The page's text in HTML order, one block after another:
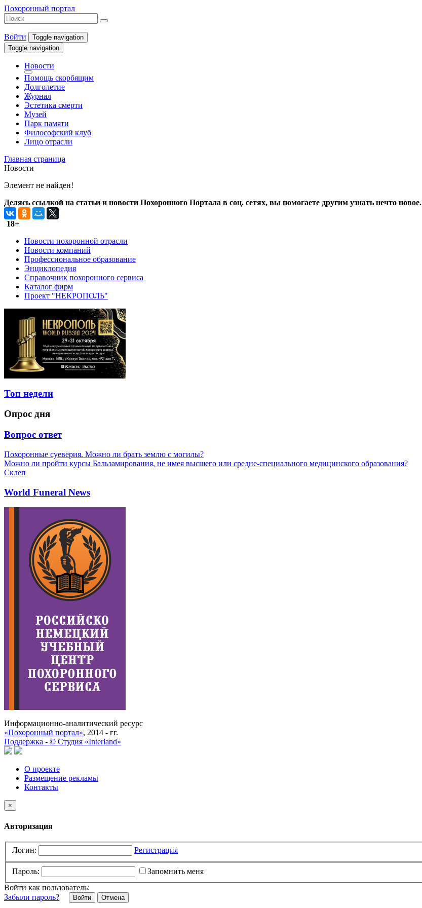
Похоронный портал
Войти
Toggle navigation
Toggle navigation
Новости
Помощь скорбящим
Долголетие
Журнал
Эстетика смерти
Музей
Парк памяти
Философский клуб
Лицо отрасли
Главная страница
Новости
Элемент не найден!
Делясь ссылкой на статьи и новости Похоронного Портала в соц. сетях, вы помогаете другим узнать нечто новое.
18+
Новости похоронной отрасли
Новости компаний
Профессиональное образование
Энциклопедия
Справочник похоронного сервиса
Каталог фирм
Проект "НЕКРОПОЛЬ"
Топ недели
Опрос дня
Вопрос ответ
Похоронные суеверия. Можно ли брать землю с могилы?
Можно ли пройти курсы Бальзамирования, не имея высшего или средне-специального медицинского образования?
Склеп
World Funeral News
Информационно-аналитический ресурс
«Похоронный портал», 2014 - гг.
Поддержка - © Cтудия «Interland»
О проекте
Размещение рекламы
Контакты
×
Авторизация
Логин: Регистрация
Пароль:
Запомнить меня
Войти как пользователь:
Забыли пароль?
Отмена